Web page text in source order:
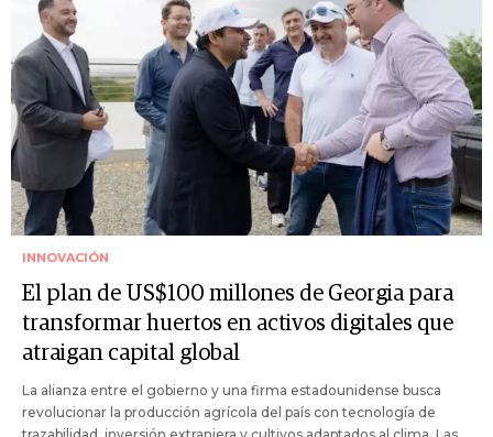
INNOVACIÓN
El plan de US$100 millones de Georgia para
transformar huertos en activos digitales que
atraigan capital global
La alianza entre el gobierno y una firma estadounidense busca
revolucionar la producción agrícola del país con tecnología de